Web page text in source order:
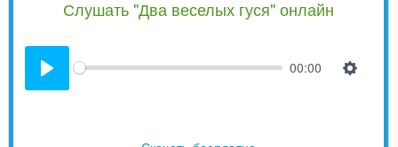
Слушать "Два веселых гуся" онлайн
00:00